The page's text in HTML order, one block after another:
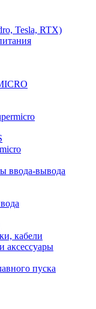
Tesla, RTX)
ввода-вывода
кабели
аксессуары
пуска